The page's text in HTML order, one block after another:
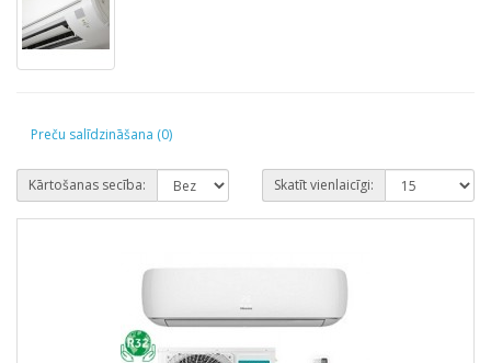
Preču salīdzināšana (0)
Kārtošanas secība: Skatīt vienlaicīgi: